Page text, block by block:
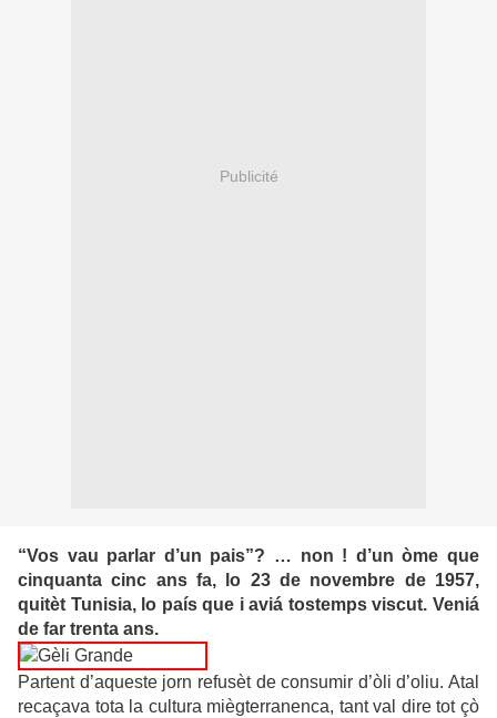
Publicité
“Vos vau parlar d’un pais”? … non ! d’un òme que
cinquanta cinc ans fa, lo 23 de novembre de 1957,
quitèt Tunisia, lo país que i aviá tostemps viscut. Veniá
de far trenta ans.
Partent d’aqueste jorn refusèt de consumir d’òli d’oliu. Atal
recaçava tota la cultura miègterranenca, tant val dire tot çò